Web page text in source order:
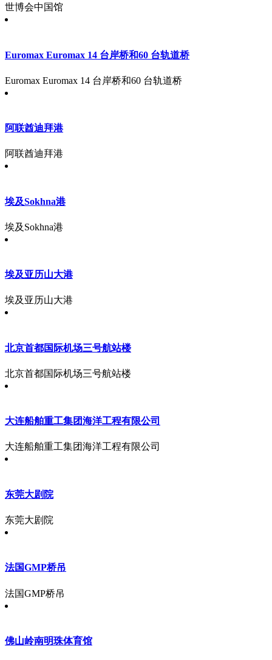
世博会中国馆
Euromax Euromax 14 台岸桥和60 台轨道桥
Euromax Euromax 14 台岸桥和60 台轨道桥
阿联酋迪拜港
阿联酋迪拜港
埃及Sokhna港
埃及Sokhna港
埃及亚历山大港
埃及亚历山大港
北京首都国际机场三号航站楼
北京首都国际机场三号航站楼
大连船舶重工集团海洋工程有限公司
大连船舶重工集团海洋工程有限公司
东莞大剧院
东莞大剧院
法国GMP桥吊
法国GMP桥吊
佛山岭南明珠体育馆